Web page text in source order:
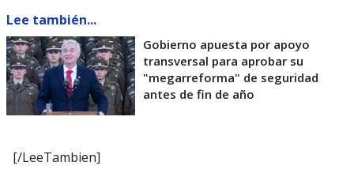
Lee también...
Gobierno apuesta por apoyo
transversal para aprobar su
"megarreforma" de seguridad
antes de fin de año
[/LeeTambien]